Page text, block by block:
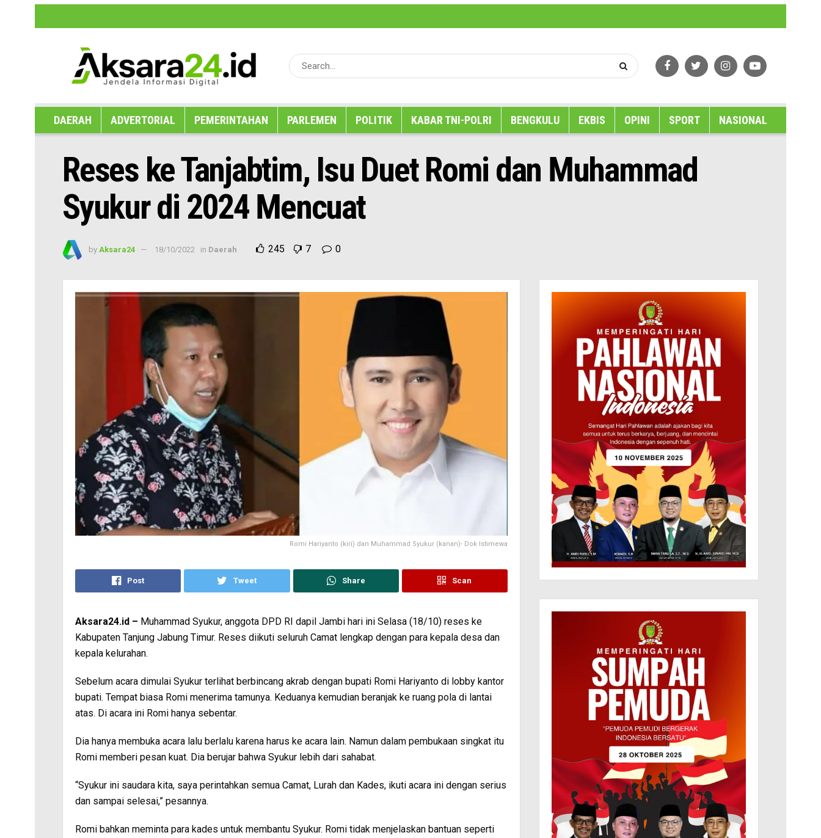
DAERAH ADVERTORIAL PEMERINTAHAN PARLEMEN POLITIK KABAR TNI-POLRI BENGKULU EKBIS OPINI SPORT NASIONAL
Reses ke Tanjabtim, Isu Duet Romi dan Muhammad
Syukur di 2024 Mencuat
by Aksara24 18/10/2022 in Daerah 245 7 0
Romi Hariyanto (kiri) dan Muhammad Syukur (kanan)- Dok Istimewa
Post Tweet Share Scan
Aksara24.id – Muhammad Syukur, anggota DPD RI dapil Jambi hari ini Selasa (18/10) reses ke
Kabupaten Tanjung Jabung Timur. Reses diikuti seluruh Camat lengkap dengan para kepala desa dan
kepala kelurahan.
Sebelum acara dimulai Syukur terlihat berbincang akrab dengan bupati Romi Hariyanto di lobby kantor
bupati. Tempat biasa Romi menerima tamunya. Keduanya kemudian beranjak ke ruang pola di lantai
atas. Di acara ini Romi hanya sebentar.
Dia hanya membuka acara lalu berlalu karena harus ke acara lain. Namun dalam pembukaan singkat itu
Romi memberi pesan kuat. Dia berujar bahwa Syukur lebih dari sahabat.
“Syukur ini saudara kita, saya perintahkan semua Camat, Lurah dan Kades, ikuti acara ini dengan serius
dan sampai selesai,” pesannya.
Romi bahkan meminta para kades untuk membantu Syukur. Romi tidak menjelaskan bantuan seperti